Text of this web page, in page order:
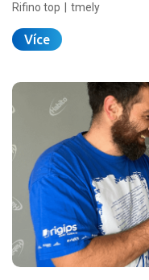
Rifino top tmely
Více